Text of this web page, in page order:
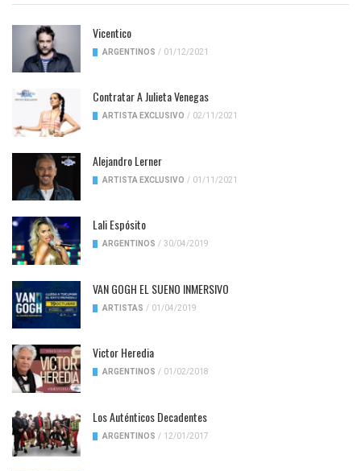
Vicentico
ARGENTINOS / 01/12/2021
Contratar A Julieta Venegas
ARTISTA EXCLUSIVO / 02/11/2021
Alejandro Lerner
ARTISTA EXCLUSIVO / 01/11/2021
Lali Espósito
ARGENTINOS / 30/04/2019
VAN GOGH EL SUENO INMERSIVO
ARTISTAS / 01/04/2019
Victor Heredia
ARGENTINOS / 01/02/2018
Los Auténticos Decadentes
ARGENTINOS / 12/01/2017